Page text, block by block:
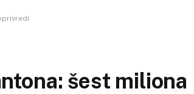
šest miliona